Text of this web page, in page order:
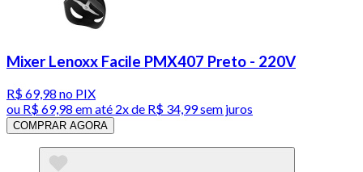
Mixer Lenoxx Facile PMX407 Preto - 220V
R$ 69,98 no PIX
ou R$ 69,98 em até 2x de R$ 34,99 sem juros
COMPRAR AGORA